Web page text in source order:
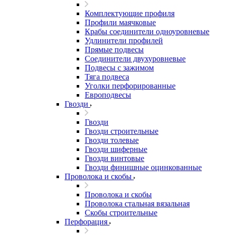
Комплектующие профиля
Профили маячковые
Крабы соединители одноуровневые
Удлинители профилей
Прямые подвесы
Соединители двухуровневые
Подвесы с зажимом
Тяга подвеса
Уголки перфорированные
Европодвесы
Гвозди
Гвозди
Гвозди строительные
Гвозди толевые
Гвозди шиферные
Гвозди винтовые
Гвозди финишные оцинкованные
Проволока и скобы
Проволока и скобы
Проволока стальная вязальная
Скобы строительные
Перфорация